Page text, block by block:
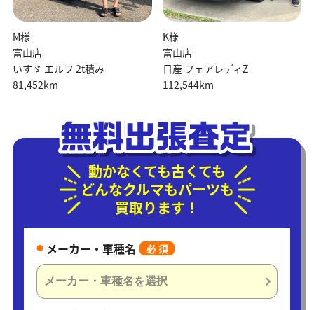
M様
富山店
いすゞ エルフ 2t積み
81,452km
K様
富山店
日産 フェアレディZ
112,544km
動かなくても古くても
どんなクルマもパーツも
買取ります！
メーカー・車種名 必 須